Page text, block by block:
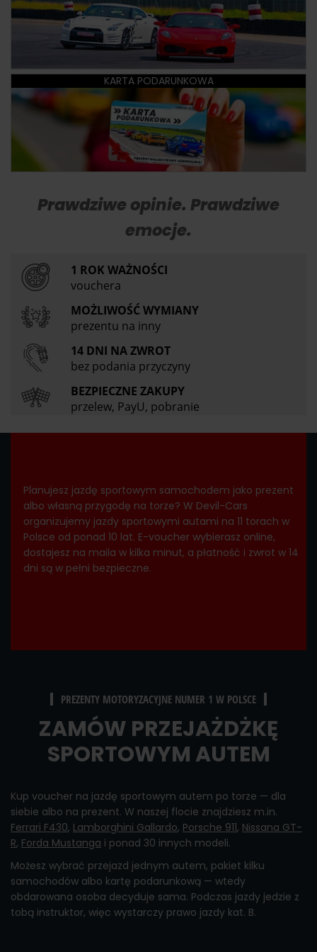
KARTA PODARUNKOWA
Prawdziwe opinie. Prawdziwe
emocje.
1 ROK WAŻNOŚCI
vouchera
MOŻLIWOŚĆ WYMIANY
prezentu na inny
14 DNI NA ZWROT
bez podania przyczyny
BEZPIECZNE ZAKUPY
przelew, PayU, pobranie
Planujesz jazdę sportowym samochodem jako prezent
albo własną przygodę na torze? W Devil-Cars
organizujemy jazdy sportowymi autami na 11 torach w
Polsce od ponad 10 lat. E-voucher wybierasz online,
dostajesz na maila w kilka minut, a płatność i zwrot w 14
dni są w pełni bezpieczne.
PREZENTY MOTORYZACYJNE NUMER 1 W POLSCE
ZAMÓW PRZEJAŻDŻKĘ
SPORTOWYM AUTEM
Kup voucher na jazdę sportowym autem po torze — dla
siebie albo na prezent. W naszej flocie znajdziesz m.in.
Ferrari F430, Lamborghini Gallardo, Porsche 911, Nissana GT-
R, Forda Mustanga i ponad 30 innych modeli.
Możesz wybrać przejazd jednym autem, pakiet kilku
samochodów albo kartę podarunkową — wtedy
obdarowana osoba decyduje sama. Podczas jazdy jedzie z
tobą instruktor, więc wystarczy prawo jazdy kat. B.